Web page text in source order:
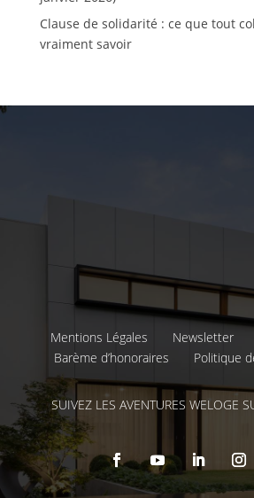
Clause de solidarité : ce que tout
vraiment savoir
Mentions Légales Newsletter
Barème d’honoraires
Politique
SUIVEZ LES AVENTURES WELOGE